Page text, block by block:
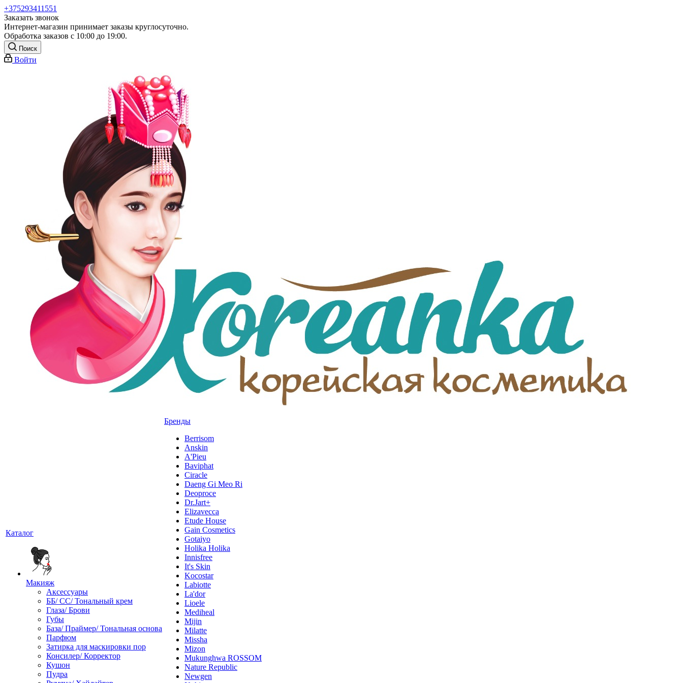
+375293411551
Заказать звонок
Интернет-магазин принимает заказы круглосуточно.
Обработка заказов с 10:00 до 19:00.
Поиск
Войти
Каталог
Макияж
Аксессуары
ББ/ СС/ Тональный крем
Глаза/ Брови
Губы
База/ Праймер/ Тональная основа
Парфюм
Затирка для маскировки пор
Консилер/ Корректор
Кушон
Пудра
Бренды
Berrisom
Anskin
A'Pieu
Baviphat
Ciracle
Daeng Gi Meo Ri
Deoproce
Dr.Jart+
Elizavecca
Etude House
Gain Cosmetics
Gotaiyo
Holika Holika
Innisfree
It's Skin
Kocostar
Labiotte
La'dor
Lioele
Mediheal
Mijin
Milatte
Missha
Mizon
Mukunghwa ROSSOM
Nature Republic
Newgen